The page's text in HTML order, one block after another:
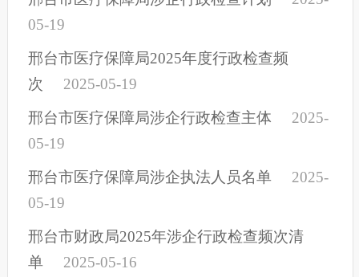
05-19
邢台市医疗保障局2025年度行政检查频
次
2025-05-19
邢台市医疗保障局涉企行政检查主体
2025-
05-19
邢台市医疗保障局涉企执法人员名单
2025-
05-19
邢台市财政局2025年涉企行政检查频次清
单
2025-05-16